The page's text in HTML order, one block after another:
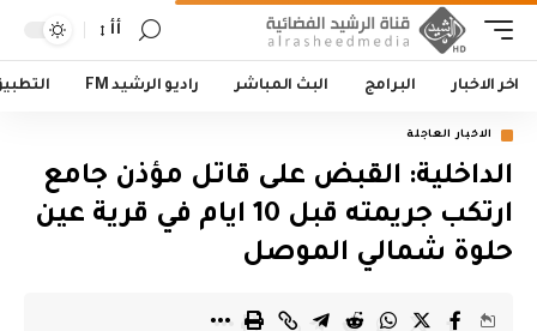
أأ
اخر الاخبار البرامج البث المباشر راديو الرشيد FM
الاخبار العاجلة
الداخلية: القبض على قاتل مؤذن جامع
ارتكب جريمته قبل 10 ايام في قرية عين
حلوة شمالي الموصل